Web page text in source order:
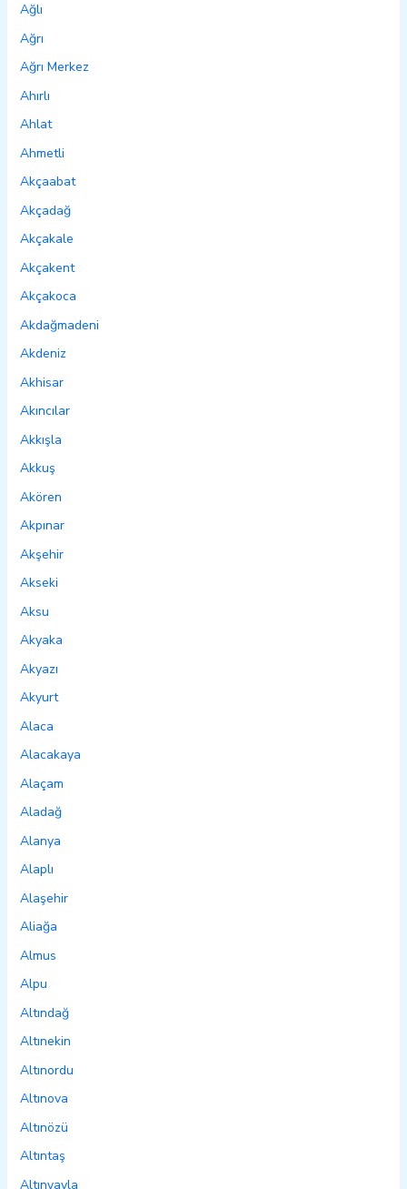
Ağlı
Ağrı
Ağrı Merkez
Ahırlı
Ahlat
Ahmetli
Akçaabat
Akçadağ
Akçakale
Akçakent
Akçakoca
Akdağmadeni
Akdeniz
Akhisar
Akıncılar
Akkışla
Akkuş
Akören
Akpınar
Akşehir
Akseki
Aksu
Akyaka
Akyazı
Akyurt
Alaca
Alacakaya
Alaçam
Aladağ
Alanya
Alaplı
Alaşehir
Aliağa
Almus
Alpu
Altındağ
Altınekin
Altınordu
Altınova
Altınözü
Altıntaş
Altınyayla